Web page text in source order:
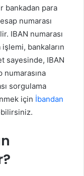
bankadan para
numarası
IBAN numarası
bankaların
sayesinde, IBAN
numarasına
sorgulama
için İbandan